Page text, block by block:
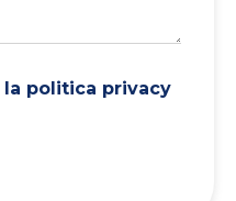
la politica privacy